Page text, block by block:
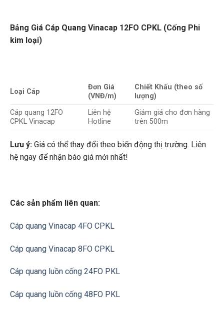
Bảng Giá Cáp Quang Vinacap 12FO CPKL (Cống Phi
kim loại)
Loại Cáp
Đơn Giá
(VNĐ/m)
Chiết Khấu (theo số
lượng)
Cáp quang 12FO
CPKL Vinacap
Liên hệ
Hotline
Giảm giá cho đơn hàng
trên 500m
Lưu ý:Giá có thể thay đổi theo biến động thị trường. Liên
hệ ngay để nhận báo giá mới nhất!
Các sản phẩm liên quan:
Cáp quang Vinacap 4FO CPKL
Cáp quang Vinacap 8FO CPKL
Cáp quang luồn cống 24FO PKL
Cáp quang luồn cống 48FO PKL